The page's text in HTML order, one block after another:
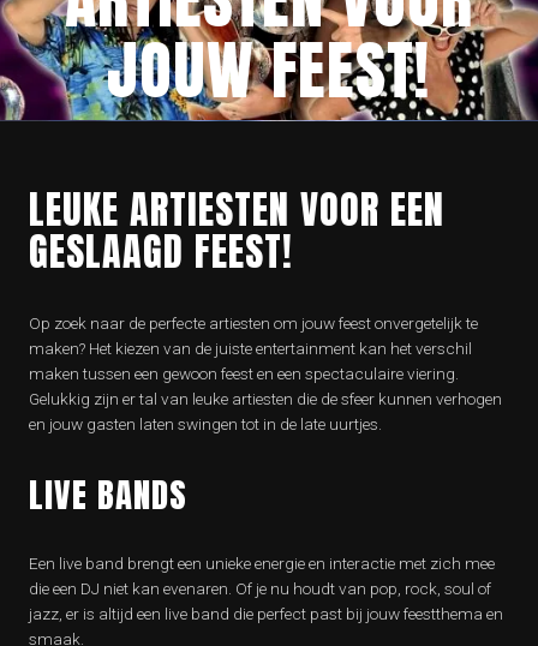
JOUW FEEST!
LEUKE ARTIESTEN VOOR EEN
GESLAAGD FEEST!
Op zoek naar de perfecte artiesten om jouw feest onvergetelijk te
maken? Het kiezen van de juiste entertainment kan het verschil
maken tussen een gewoon feest en een spectaculaire viering.
Gelukkig zijn er tal van leuke artiesten die de sfeer kunnen verhogen
en jouw gasten laten swingen tot in de late uurtjes.
LIVE BANDS
Een live band brengt een unieke energie en interactie met zich mee
die een DJ niet kan evenaren. Of je nu houdt van pop, rock, soul of
jazz, er is altijd een live band die perfect past bij jouw feestthema en
smaak.